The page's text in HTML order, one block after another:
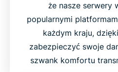
że nasze serwery
popularnymi
każdym kraju,
zabezpieczyć swoje
szwank komfortu